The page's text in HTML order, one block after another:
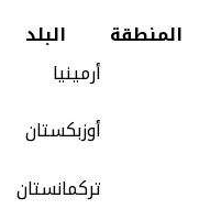
المنطقة
البلد
أرمينيا
أوزبكستان
تركمانستان